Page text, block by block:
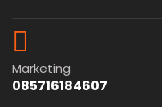
Marketing
085716184607